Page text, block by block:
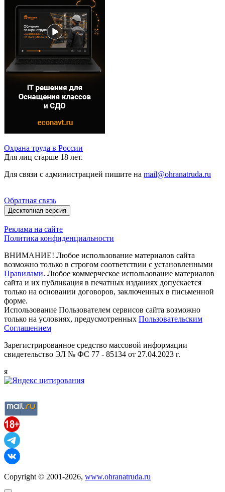
Охрана труда в России
Для лиц старше 18 лет.
Для связи с администрацией пишите на mail@ohranatruda.ru
Обратная связь
Десктопная версия
Реклама на сайте
Политика конфиденциальности
ВНИМАНИЕ! Любое использование материалов сайта
возможно только в строгом соответствии с установленными
Правилами. Любое коммерческое использование материалов
сайта и их публикация в печатных изданиях допускается
только на основании договоров, заключенных в письменной
форме.
Использование Пользователем сервисов сайта возможно
только на условиях, предусмотренных Пользовательским
Соглашением
Зарегистрированное средство массовой информации
свидетельство ЭЛ № ФС 77 - 85134 от 27.04.2023 г.
я
Copyright © 2001-2026, www.ohranatruda.ru